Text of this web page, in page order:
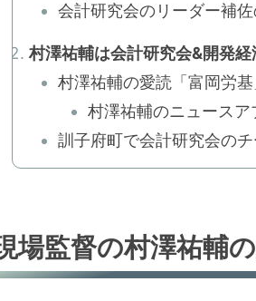
会計研究会のリーダー補
村澤祐輔は会計研究会&開発
村澤祐輔の愛読「富岡労
村澤祐輔のニュース
訓子府町で会計研究会の
場監督の村澤祐輔